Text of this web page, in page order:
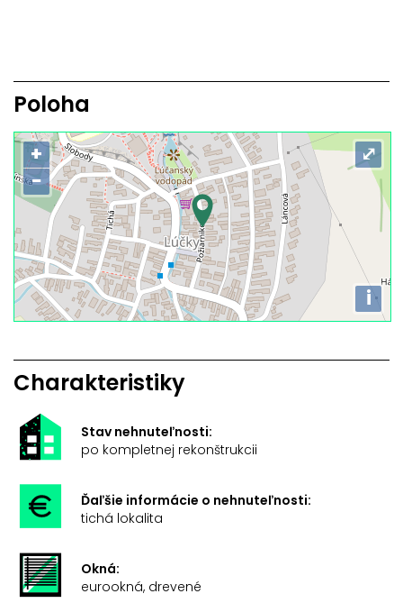
Poloha
+
−
i
⤢
Charakteristiky
Stav nehnuteľnosti:
po kompletnej rekonštrukcii
Ďaľšie informácie o nehnuteľnosti:
tichá lokalita
Okná:
eurookná, drevené